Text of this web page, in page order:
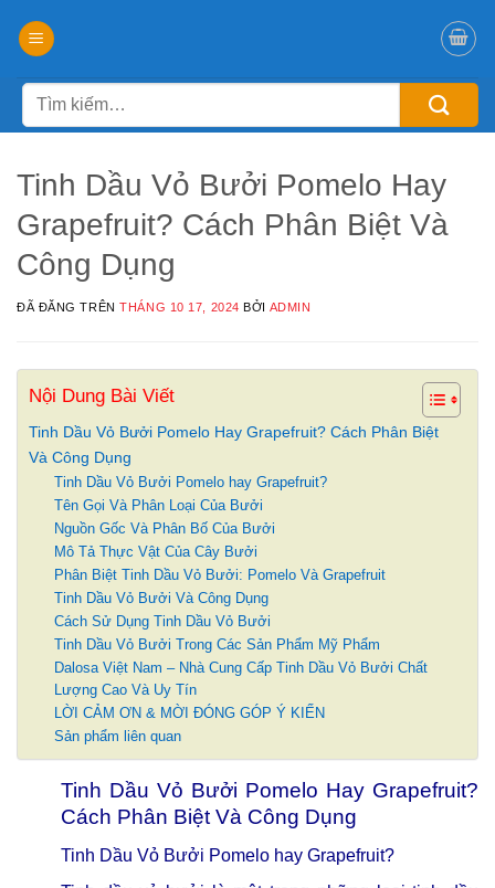
đến
dungTìm
kiếm:
Tinh Dầu Vỏ Bưởi Pomelo Hay
Grapefruit? Cách Phân Biệt Và
Công Dụng
ĐÃ ĐĂNG TRÊNTHÁNG 10 17, 2024 BỞI ADMIN
Nội Dung Bài Viết
Tinh Dầu Vỏ Bưởi Pomelo Hay Grapefruit? Cách Phân Biệt
Và Công Dụng
Tinh Dầu Vỏ Bưởi Pomelo hay Grapefruit?
Tên Gọi Và Phân Loại Của Bưởi
Nguồn Gốc Và Phân Bố Của Bưởi
Mô Tả Thực Vật Của Cây Bưởi
Phân Biệt Tinh Dầu Vỏ Bưởi: Pomelo Và Grapefruit
Tinh Dầu Vỏ Bưởi Và Công Dụng
Cách Sử Dụng Tinh Dầu Vỏ Bưởi
Tinh Dầu Vỏ Bưởi Trong Các Sản Phẩm Mỹ Phẩm
Dalosa Việt Nam – Nhà Cung Cấp Tinh Dầu Vỏ Bưởi Chất
Lượng Cao Và Uy Tín
LỜI CẢM ƠN & MỜI ĐÓNG GÓP Ý KIẾN
Sản phẩm liên quan
Tinh Dầu Vỏ Bưởi Pomelo Hay Grapefruit?
Cách Phân Biệt Và Công Dụng
Tinh Dầu Vỏ Bưởi Pomelo hay Grapefruit?